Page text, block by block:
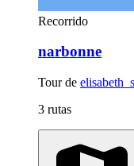
Recorrido
narbonne
Tour de
3 rutas